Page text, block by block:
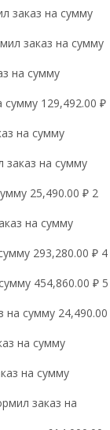
заказ на сумму
заказ на сумму
на сумму
сумму 129,492.00 ₽
на сумму
заказ на сумму
25,490.00 ₽ 2
на сумму
293,280.00 ₽ 4
454,860.00 ₽ 5
сумму 24,490.00
на сумму
на сумму
заказ на